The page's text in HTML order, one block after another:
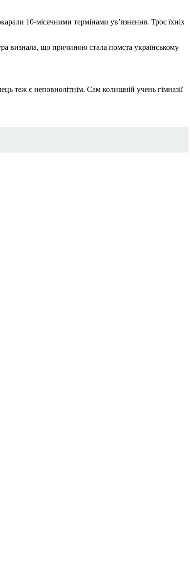
10-місячними термінами ув’язнення. Троє їхніх
визнала, що причиною стала помста українському
теж є неповнолітнім. Сам колишній учень гімназії